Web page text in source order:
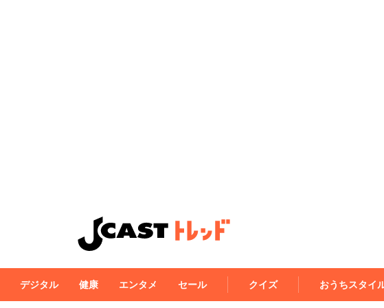
デジタル 健康 エンタメ セール クイズ おうちスタイ